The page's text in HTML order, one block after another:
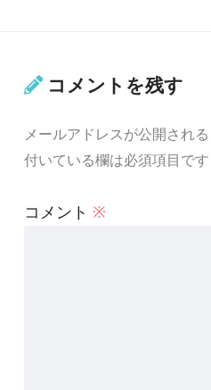
コメントを残す
メールアドレスが公開される
付いている欄は必須項目です
コメント ※